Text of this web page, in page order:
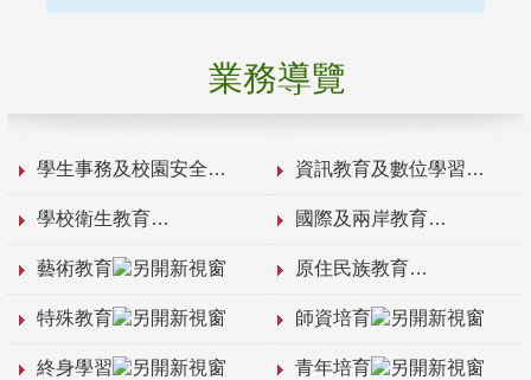
業務導覽
學生事務及校園安全 資訊教育及數位學習
學校衛生教育 國際及兩岸教育
藝術教育 原住民族教育
特殊教育 師資培育
終身學習 青年培育